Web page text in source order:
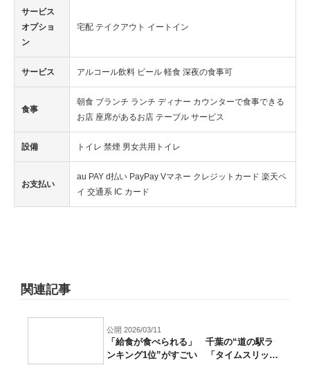
サービス
オプショ
ン
宅配 テイクアウト イートイン
サービス アルコール飲料 ビール 軽食 深夜の食事可
食事
朝食 ブランチ ランチ ディナー カウンターで食事できる
お店 座席があるお店 テーブル サービス
設備 トイレ 禁煙 男女共用トイレ
お支払い
au PAY d払い PayPay Vマネー クレジットカード 楽天ペ
イ 交通系 IC カード
関連記事
公開 2026/03/11
「給食が食べられる」 千葉の“道の駅ラ
ンキング1位”がすごい 「タイムスリップ